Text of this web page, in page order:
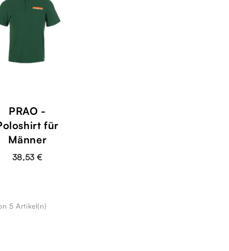
PRAO -
für
Männer
38,53 €
5 Artikel(n)